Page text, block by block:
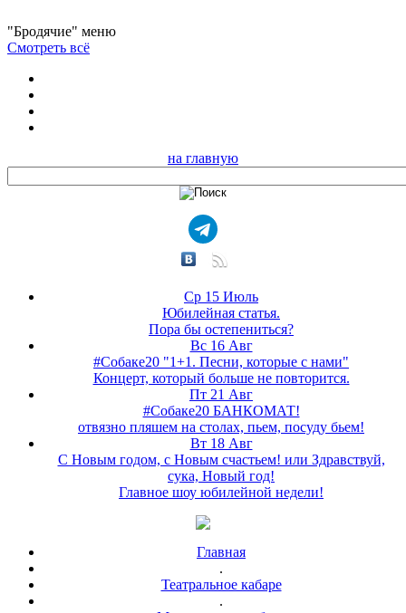
"Бродячие" меню
Смотреть всё
на главную
Ср 15 Июль
Юбилейная статья.
Пора бы остепениться?
Вс 16 Авг
#Собаке20 "1+1. Песни, которые с нами"
Концерт, который больше не повторится.
Пт 21 Авг
#Собаке20 БАНКОМАТ!
отвязно пляшем на столах, пьем, посуду бьем!
Вт 18 Авг
С Новым годом, с Новым счастьем! или Здравствуй,
сука, Новый год!
Главное шоу юбилейной недели!
Главная
.
Театральное кабаре
.